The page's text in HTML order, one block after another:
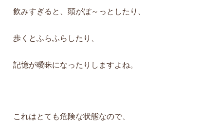
飲みすぎると、頭がぼ～っとしたり、
歩くとふらふらしたり、
記憶が曖昧になったりしますよね。
これはとても危険な状態なので、